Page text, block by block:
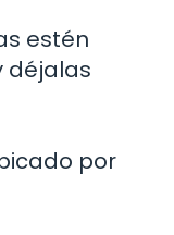
estén
déjalas
por